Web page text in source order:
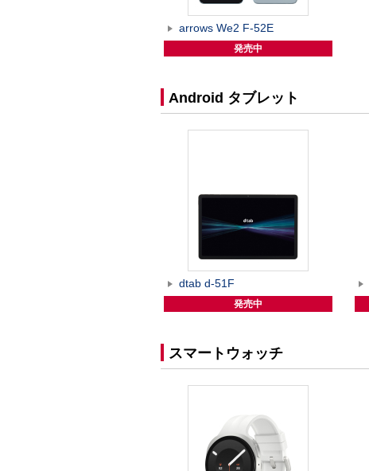
arrows We2 F-52E
発売中
Android タブレット
dtab d-51F
発売中
スマートウォッチ